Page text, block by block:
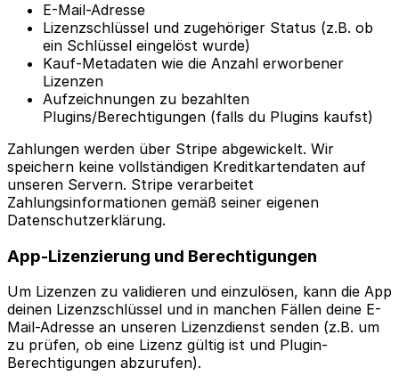
E-Mail-Adresse
Lizenzschlüssel und zugehöriger Status (z.B. ob
ein Schlüssel eingelöst wurde)
Kauf-Metadaten wie die Anzahl erworbener
Lizenzen
Aufzeichnungen zu bezahlten
Plugins/Berechtigungen (falls du Plugins kaufst)
Zahlungen werden über Stripe abgewickelt. Wir
speichern keine vollständigen Kreditkartendaten auf
unseren Servern. Stripe verarbeitet
Zahlungsinformationen gemäß seiner eigenen
Datenschutzerklärung.
App-Lizenzierung und Berechtigungen
Um Lizenzen zu validieren und einzulösen, kann die App
deinen Lizenzschlüssel und in manchen Fällen deine E-
Mail-Adresse an unseren Lizenzdienst senden (z.B. um
zu prüfen, ob eine Lizenz gültig ist und Plugin-
Berechtigungen abzurufen).